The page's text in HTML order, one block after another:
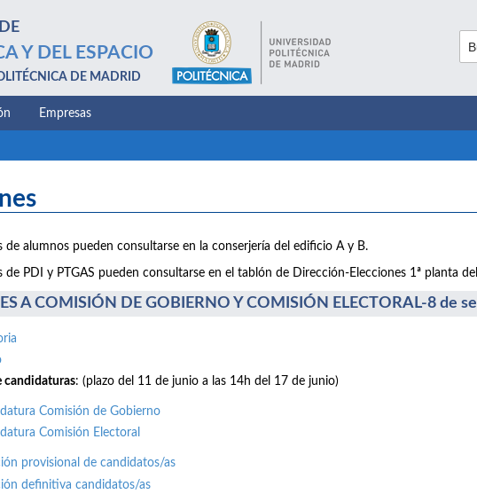
Y DEL ESPACIO
DE MADRID
Empresas
de alumnos pueden consultarse en la conserjería del edificio A y B.
de PDI y PTGAS pueden consultarse en el tablón de Dirección-Elecciones 1ª planta
A COMISIÓN DE GOBIERNO Y COMISIÓN ELECTORAL-8 de
candidaturas: (plazo del 11 de junio a las 14h del 17 de junio)
Comisión de Gobierno
Comisión Electoral
provisional de candidatos/as
definitiva candidatos/as